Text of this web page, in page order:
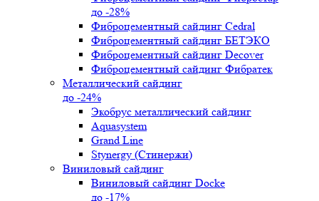
до -28%
Фиброцементный сайдинг Cedral
Фиброцементный сайдинг БЕТЭКО
Фиброцементный сайдинг Decover
Фиброцементный сайдинг Фибратек
Металлический сайдинг
до -24%
Экобрус металлический сайдинг
Aquasystem
Grand Line
Stynergy (Стинержи)
Виниловый сайдинг
Виниловый сайдинг Docke
до -17%